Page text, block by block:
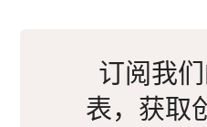
订阅我
表，获取